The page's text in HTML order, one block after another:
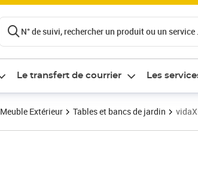
N° de suivi, rechercher un produit ou un service
Le transfert de courrier Les
Meuble Extérieur Tables et bancs de jardin